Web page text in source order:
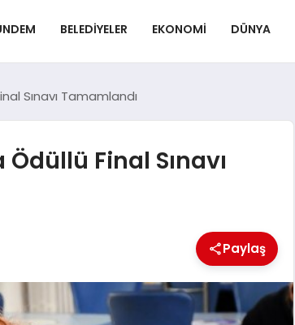
BELEDIYELER EKONOMI DÜNYA
Sınavı Tamamlandı
Final Sınavı
Paylaş